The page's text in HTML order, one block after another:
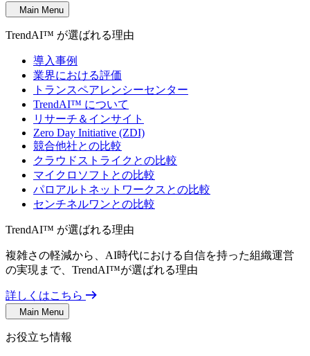
Main Menu
TrendAI™ が選ばれる理由
導入事例
業界における評価
トランスペアレンシーセンター
TrendAI™ について
リサーチ＆インサイト
Zero Day Initiative (ZDI)
競合他社との比較
クラウドストライクとの比較
マイクロソフトとの比較
パロアルトネットワークスとの比較
センチネルワンとの比較
TrendAI™ が選ばれる理由
複雑さの軽減から、AI時代における自信を持った組織運営
の実現まで、TrendAI™が選ばれる理由
詳しくはこちら
Main Menu
お役立ち情報